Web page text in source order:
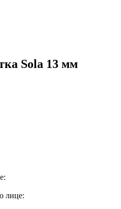
Sola 13 мм
лице: